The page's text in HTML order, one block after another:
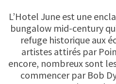
L’Hotel June est une
bungalow mid-century
refuge historique aux
artistes attirés par
encore, nombreux sont
commencer par Bob